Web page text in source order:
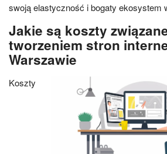
swoją elastyczność i bogaty ekosystem
Jakie są koszty
tworzeniem stron
Warszawie
Koszty